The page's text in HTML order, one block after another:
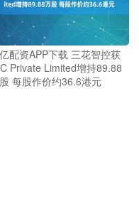
配资APP下载 三花智控获
Private Limited增持89.88
每股作价约36.6港元